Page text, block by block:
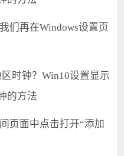
再在Windows设置页
面中点击打开“添加